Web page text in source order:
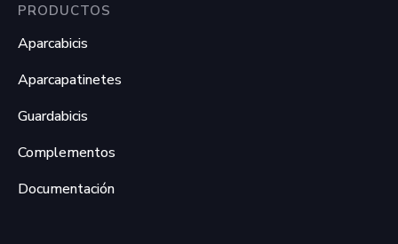
PRODUCTOS
Aparcabicis
Aparcapatinetes
Guardabicis
Complementos
Documentación